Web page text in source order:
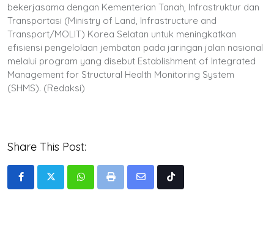
bekerjasama dengan Kementerian Tanah, Infrastruktur dan
Transportasi (Ministry of Land, Infrastructure and
Transport/MOLIT) Korea Selatan untuk meningkatkan
efisiensi pengelolaan jembatan pada jaringan jalan nasional
melalui program yang disebut Establishment of Integrated
Management for Structural Health Monitoring System
(SHMS). (Redaksi)
Share This Post:
WhatsappPrint
Share
Tiktok